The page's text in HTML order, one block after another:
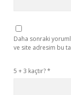
Daha sonraki
ve site adresim bu
5 + 3 kaçtır?*